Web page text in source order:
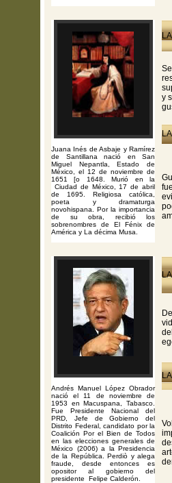
Juana Inés de Asbaje y Ramírez
de Santillana nació en San
Miguel Nepantla, Estado de
México, el 12 de noviembre de
1651 [o 1648. Murió en la
Ciudad de México, 17 de abril
de 1695. Religiosa católica,
poeta y dramaturga
novohispana. Por la importancia
de su obra, recibió los
sobrenombres de El Fénix de
América y La décima Musa.
y
Andrés Manuel López Obrador
nació el 11 de noviembre de
1953 en Macuspana, Tabasco.
Fue Presidente Nacional del
PRD, Jefe de Gobierno del
Distrito Federal, candidato por la
Coalición Por el Bien de Todos
en las elecciones generales de
México (2006) a la Presidencia
de la República. Perdiò y alega
fraude, desde entonces es
opositor al gobierno del
presidente Felipe Calderón.